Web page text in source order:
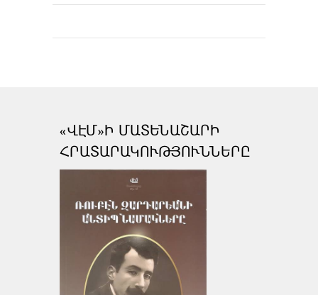
«ՎԷՄ»Ի ՄԱՏԵՆԱՇԱՐԻ
ՀՐԱՏԱՐԱԿՈՒԹՅՈՒՆՆԵՐԸ